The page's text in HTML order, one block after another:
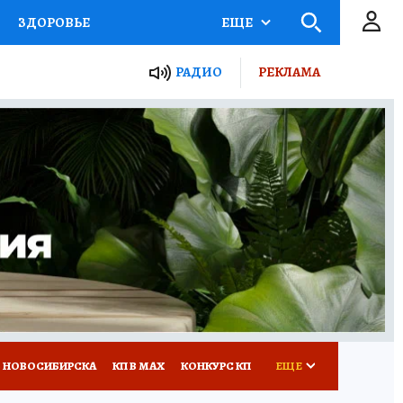
ЗДОРОВЬЕ
Я ЗНАЮ СЕМЬЯ
СЕРИАЛЫ
ВСЕ О КП РАДИО КП
ЕЩЕ
РАДИО РЕКЛАМА
КП В МАХ КОНКУРС КП ЕЩЕ